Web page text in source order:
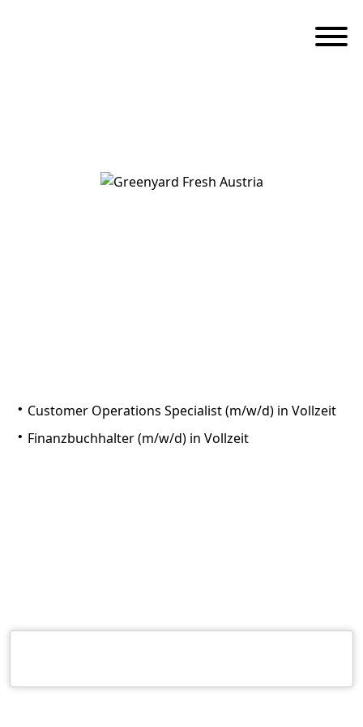
Customer Operations Specialist (m/w/d) in Vollzeit
Finanzbuchhalter (m/w/d) in Vollzeit